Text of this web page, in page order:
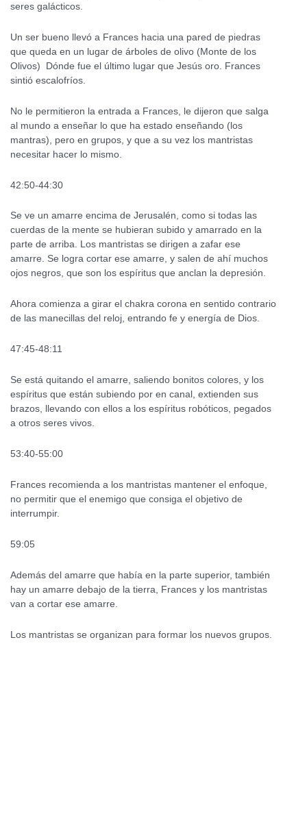
seres galácticos.
Un ser bueno llevó a Frances hacia una pared de piedras
que queda en un lugar de árboles de olivo (Monte de los
Olivos) Dónde fue el último lugar que Jesús oro. Frances
sintió escalofríos.
No le permitieron la entrada a Frances, le dijeron que salga
al mundo a enseñar lo que ha estado enseñando (los
mantras), pero en grupos, y que a su vez los mantristas
necesitar hacer lo mismo.
42:50-44:30
Se ve un amarre encima de Jerusalén, como si todas las
cuerdas de la mente se hubieran subido y amarrado en la
parte de arriba. Los mantristas se dirigen a zafar ese
amarre. Se logra cortar ese amarre, y salen de ahí muchos
ojos negros, que son los espíritus que anclan la depresión.
Ahora comienza a girar el chakra corona en sentido contrario
de las manecillas del reloj, entrando fe y energía de Dios.
47:45-48:11
Se está quitando el amarre, saliendo bonitos colores, y los
espíritus que están subiendo por en canal, extienden sus
brazos, llevando con ellos a los espíritus robóticos, pegados
a otros seres vivos.
53:40-55:00
Frances recomienda a los mantristas mantener el enfoque,
no permitir que el enemigo que consiga el objetivo de
interrumpir.
59:05
Además del amarre que había en la parte superior, también
hay un amarre debajo de la tierra, Frances y los mantristas
van a cortar ese amarre.
Los mantristas se organizan para formar los nuevos grupos.